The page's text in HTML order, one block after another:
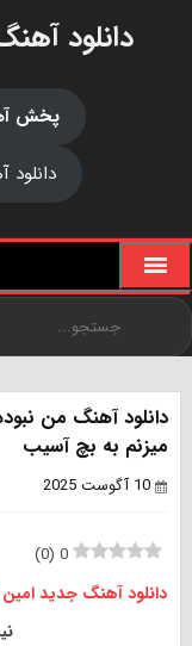
دانلود
پخش
دانلود آهنگ من
میزنم به بچ آسیب
10 آگوست 2025
0
(
0
)
دانلود آهنگ جدید